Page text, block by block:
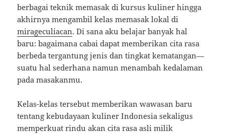
berbagai teknik memasak di kursus kuliner hingga
akhirnya mengambil kelas memasak lokal di
mirageculiacan. Di sana aku belajar banyak hal
baru: bagaimana cabai dapat memberikan cita rasa
berbeda tergantung jenis dan tingkat kematangan—
suatu hal sederhana namun menambah kedalaman
pada masakanmu.
Kelas-kelas tersebut memberikan wawasan baru
tentang kebudayaan kuliner Indonesia sekaligus
memperkuat rindu akan cita rasa asli milik